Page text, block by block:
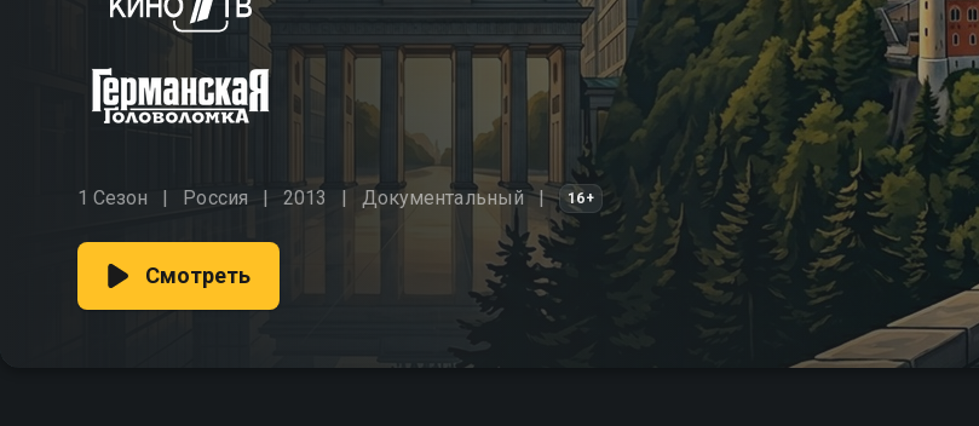
1 Сезон Россия 2013 Документальный 16+
Смотреть